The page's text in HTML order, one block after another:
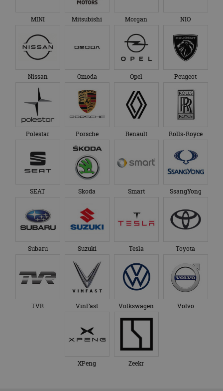
MINI Mitsubishi Morgan NIO
Nissan Omoda Opel Peugeot
Polestar Porsche Renault Rolls-Royce
SEAT Skoda Smart SsangYong
Subaru Suzuki Tesla Toyota
TVR VinFast Volkswagen Volvo
XPeng Zeekr